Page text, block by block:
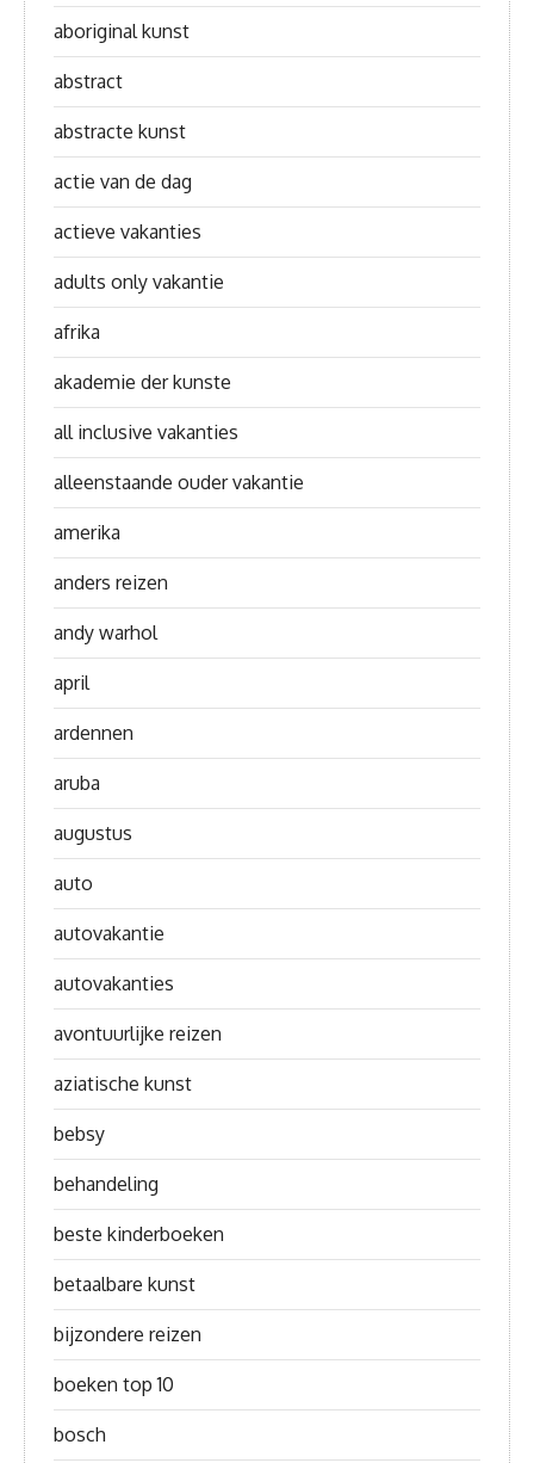
aboriginal kunst
abstract
abstracte kunst
actie van de dag
actieve vakanties
adults only vakantie
afrika
akademie der kunste
all inclusive vakanties
alleenstaande ouder vakantie
amerika
anders reizen
andy warhol
april
ardennen
aruba
augustus
auto
autovakantie
autovakanties
avontuurlijke reizen
aziatische kunst
bebsy
behandeling
beste kinderboeken
betaalbare kunst
bijzondere reizen
boeken top 10
bosch